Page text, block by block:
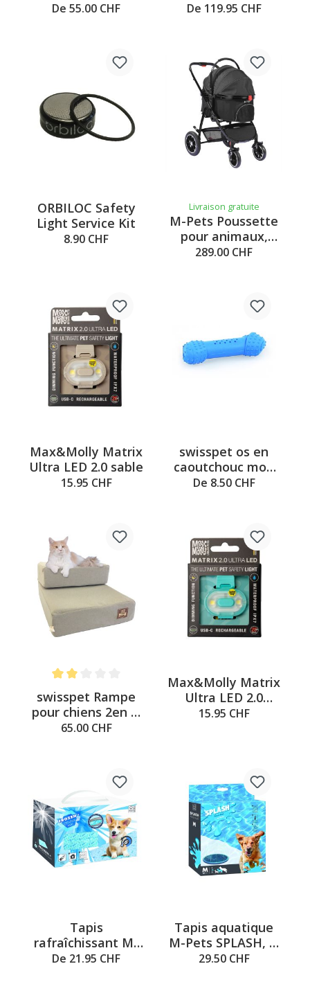
De 55.00 CHF
Protector
De 119.95 CHF
ORBILOC Safety
Light Service Kit
8.90 CHF
Livraison gratuite
M-Pets Poussette
pour animaux,
L=71xl=57xH=101
289.00 CHF
Max&Molly Matrix
Ultra LED 2.0 sable
15.95 CHF
swisspet os en
caoutchouc mou
Mr. Freeze
De 8.50 CHF
Note moyenne de 2 sur 5 étoiles
swisspet Rampe
pour chiens 2en 1,
beige
65.00 CHF
Max&Molly Matrix
Ultra LED 2.0
turchese
15.95 CHF
Tapis
rafraîchissant M-
Pets Frozen & Sky
De 21.95 CHF
Tapis aquatique
M-Pets SPLASH, Ø
= 150 cm, bleu
29.50 CHF